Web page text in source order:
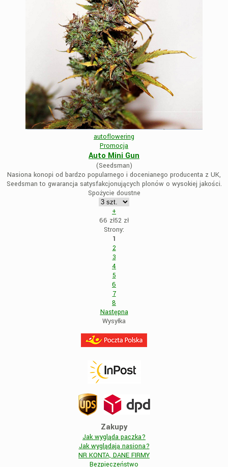
autoflowering
Promocja
Auto Mini Gun
(Seedsman)
Nasiona konopi od bardzo popularnego i docenianego producenta z UK,
Seedsman to gwarancja satysfakcjonujących plonów o wysokiej jakości.
Spożycie doustne
+
66 zł52 zł
Strony:
1
2
3
4
5
6
7
8
Następna
Wysyłka
Zakupy
Jak wygląda paczka?
Jak wyglądają nasiona?
NR KONTA, DANE FIRMY
Bezpieczeństwo